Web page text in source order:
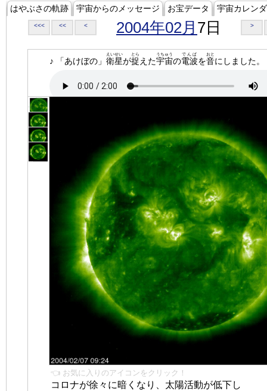
はやぶさの軌跡 宇宙からのメッセージ お宝データ 宇宙カレン
<<< << < 2004年02月 7日 >
♪ 「あけぼの」 衛星
えいせい
が捉
とら
えた宇宙
うちゅう
の電波
でんぱ
を音
おと
にしました。
👈 お気に入りのアイコンをクリック！
コロナが徐々に暗くなり、太陽活動が低下し